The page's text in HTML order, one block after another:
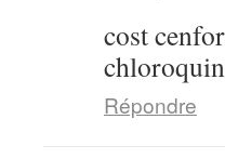
cost
Répondre